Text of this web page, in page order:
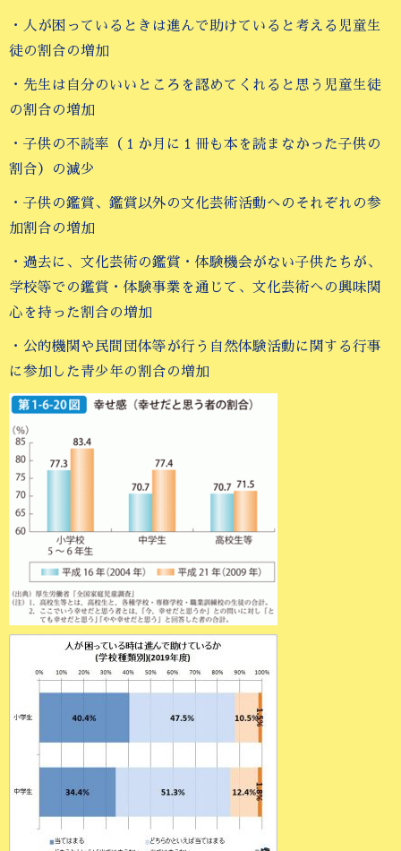
・人が困っているときは進んで助けていると考える児童生
徒の割合の増加
・先生は自分のいいところを認めてくれると思う児童生徒
の割合の増加
・子供の不読率（１か月に１冊も本を読まなかった子供の
割合）の減少
・子供の鑑賞、鑑賞以外の文化芸術活動へのそれぞれの参
加割合の増加
・過去に、文化芸術の鑑賞・体験機会がない子供たちが、
学校等での鑑賞・体験事業を通じて、文化芸術への興味関
心を持った割合の増加
・公的機関や民間団体等が行う自然体験活動に関する行事
に参加した青少年の割合の増加